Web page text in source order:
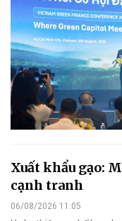
Xuất khẩu gạo:
cạnh tranh
06/08/2026 11:05